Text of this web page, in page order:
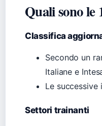
Quali sono
Classifica
Secondo un
Italiane e
Le successive
Settori trainanti